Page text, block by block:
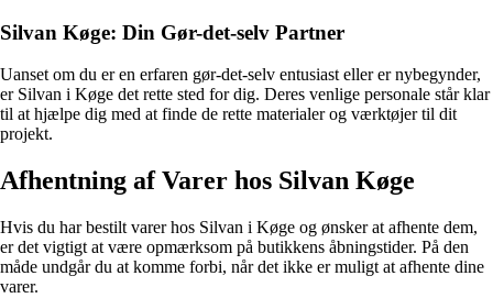
Silvan Køge: Din Gør-det-selv Partner
Uanset om du er en erfaren gør-det-selv entusiast eller er nybegynder,
er Silvan i Køge det rette sted for dig. Deres venlige personale står klar
til at hjælpe dig med at finde de rette materialer og værktøjer til dit
projekt.
Afhentning af Varer hos Silvan Køge
Hvis du har bestilt varer hos Silvan i Køge og ønsker at afhente dem,
er det vigtigt at være opmærksom på butikkens åbningstider. På den
måde undgår du at komme forbi, når det ikke er muligt at afhente dine
varer.